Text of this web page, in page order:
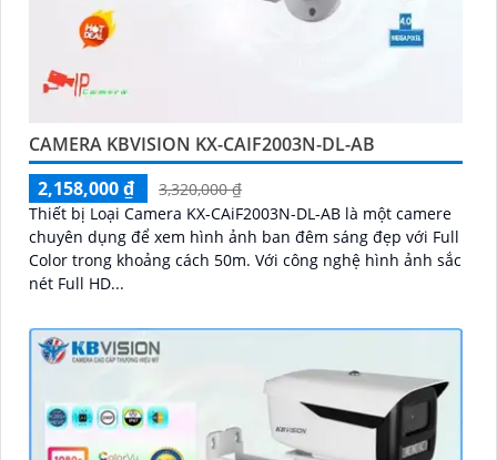
CAMERA KBVISION KX-CAIF2003N-DL-AB
2,158,000 ₫
3,320,000 ₫
Thiết bị Loại Camera KX-CAiF2003N-DL-AB là một camere
chuyên dụng để xem hình ảnh ban đêm sáng đẹp với Full
Color trong khoảng cách 50m. Với công nghệ hình ảnh sắc
nét Full HD...